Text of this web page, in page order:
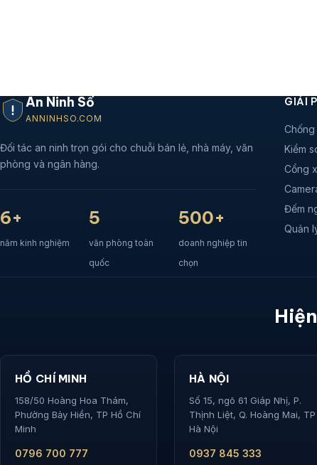
An Ninh Số
ANNINHSO.COM
Đối tác an ninh trọn gói cho chuỗi bán lẻ, nhà máy, văn
phòng và ngân hàng.
6+
năm kinh nghiệm
5
văn phòng toàn
quốc
500+
doanh nghiệp tin
chọn
GIẢI
Kiểm
Cổng
Đếm
Quản
HỒ CHÍ MINH
158/50 Hoàng Hoa Thám,
Phường Bảy Hiền, TP Hồ Chí
Minh
0796 700 777
HÀ NỘI
Số 15, ngõ 61 Giáp Nhị, P.
Thịnh Liệt, Q. Hoàng Mai, TP
Hà Nội
0937 845 333